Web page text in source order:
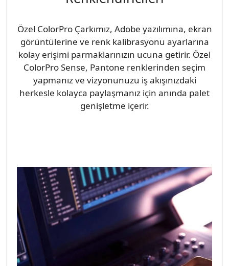
Özel ColorPro Çarkımız, Adobe yazılımına, ekran
görüntülerine ve renk kalibrasyonu ayarlarına
kolay erişimi parmaklarınızın ucuna getirir. Özel
ColorPro Sense, Pantone renklerinden seçim
yapmanız ve vizyonunuzu iş akışınızdaki
herkesle kolayca paylaşmanız için anında palet
genişletme içerir.